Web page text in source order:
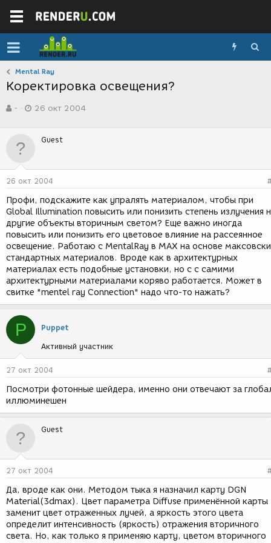
Mental Ray
Коректировка освещения?
в
р
м
-
а
д
н
и
я
26 окт 2004
Guest
26 окт 2004
Профи, подскажите как упралять материалом, чтобы при
Global Illumination повысить или понизить степень излучения
другие объекты вторичным светом? Еще важно иногда
повысить или понизить его цветовое влияние на рассеянное
освещение. Работаю с MentalRay в MAX на основе
стандартных материалов. Вроде как в архитектурных
материалах есть подобные установки, но с с самими
архитектурными материалами коряво работается. Может в
свитке "mentel ray Connection" надо что-то нажать?
P Puppet
Активный участник
27 окт 2004
Посмотри фотонные шейдера, именно они отвечают за
иллюминешен
Guest
27 окт 2004
Да, вроде как они. Методом тыка я назначил карту DGN
Material(3dmax). Цвет параметра Diffuse применённой карты
заменит цвет отраженных лучей, а яркость этого цвета
определит интенсивность (яркость) отражения вторичного
света. Но, как только я применяю карту, цветом вторичного